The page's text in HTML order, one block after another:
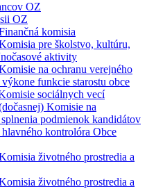
OZ
OZ
komisia
pre školstvo, kultúru,
aktivity
na ochranu verejného
funkcie starostu obce
sociálnych vecí
Komisie na
podmienok kandidátov
kontrolóra Obce
životného prostredia a
životného prostredia a